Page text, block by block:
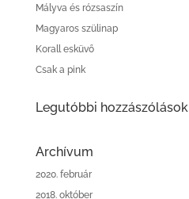
Mályva és rózsaszín
Magyaros szülinap
Korall esküvő
Csak a pink
Legutóbbi hozzászólások
Archívum
2020. február
2018. október